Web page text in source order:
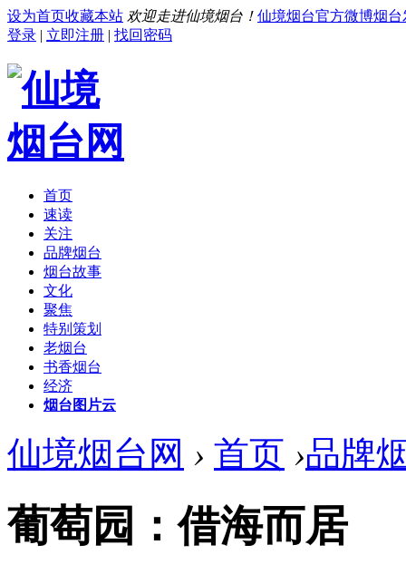
设为首页收藏本站 欢迎走进仙境烟台！ 仙境烟台官方微博烟台
登录 | 立即注册 | 找回密码
首页
速读
关注
品牌烟台
烟台故事
文化
聚焦
特别策划
老烟台
书香烟台
经济
烟台图片云
仙境烟台网 › 首页 ›品牌
葡萄园：借海而居